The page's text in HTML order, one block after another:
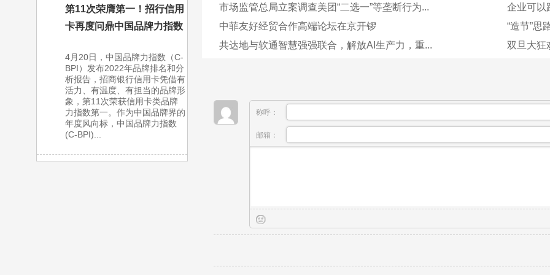
第11次荣膺第一！招行信用
卡再度问鼎中国品牌力指数
4月20日，中国品牌力指数（C-
BPI）发布2022年品牌排名和分
析报告，招商银行信用卡凭借有
活力、有温度、有担当的品牌形
象，第11次荣获信用卡类品牌
力指数第一。作为中国品牌界的
年度风向标，中国品牌力指数
(C-BPI)...
市场监管总局立案调查美团“二选一”等垄断行为...
企业可以
中菲友好经贸合作高端论坛在京开锣
“造节”思
共达地与软通智慧强强联合，解放AI生产力，重...
双旦大狂
称呼：
邮箱：